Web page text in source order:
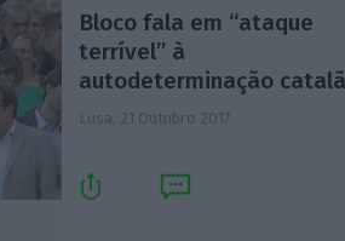
Bloco fala em “ataque
terrível” à
autodeterminação
Lusa, 21 Outubro 2017